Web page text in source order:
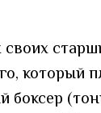
который
боксер